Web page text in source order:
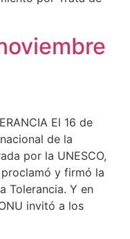
El 16 de
de la
por la UNESCO,
y firmó la
Tolerancia. Y en
invitó a los